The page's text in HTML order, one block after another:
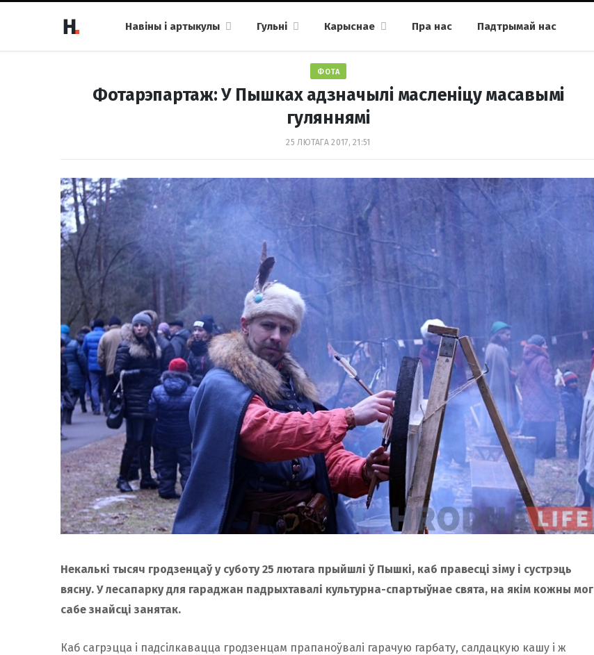
Навіны і артыкулы Гульні Карыснае Пра нас
Падтрымай нас
ФОТА
Фотарэпартаж: У Пышках адзначылі масленіцу масавымі
гуляннямі
25 ЛЮТАГА 2017, 21:51
Некалькі тысяч гродзенцаў у суботу 25 лютага прыйшлі ў Пышкі, каб правесці зіму і сустрэць
вясну. У лесапарку для гараджан падрыхтавалі культурна-спартыўнае свята, на якім кожны мог
сабе знайсці занятак.
Каб сагрэцца і падсілкавацца гродзенцам прапаноўвалі гарачую гарбату, салдацкую кашу і ж